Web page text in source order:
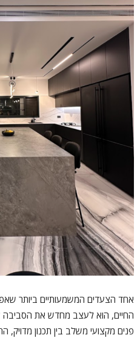
אחד הצעדים המשמעותיים ביותר
החיים, הוא לעצב מחדש את הסביבה
פנים מקצועי משלב בין תכנון